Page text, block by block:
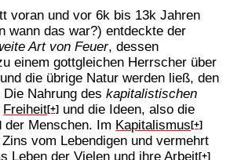
voran und vor 6k bis 13k Jahren
wann das war?) entdeckte der
Art von Feuer, dessen
einem gottgleichen Herrscher über
die übrige Natur werden ließ, den
Die Nahrung deskapitalistischen
Freiheit[+] und die Ideen, also die
der Menschen. Im Kapitalismus[+]
vom Lebendigen und vermehrt
Leben der Vielen und ihreArbeit[+]